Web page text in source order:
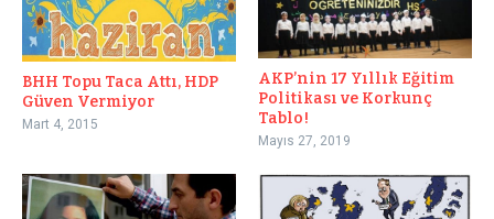
BHH Topu Taca Attı, HDP
Güven Vermiyor
Mart 4, 2015
AKP’nin 17 Yıllık Eğitim
Politikası ve Korkunç
Tablo!
Mayıs 27, 2019